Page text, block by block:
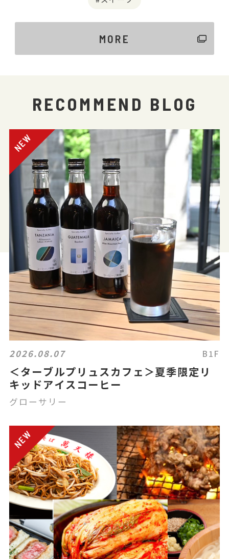
MORE
RECOMMEND BLOG
2026.08.07 B1F
＜ターブルプリュスカフェ＞夏季限定リ
キッドアイスコーヒー
グローサリー